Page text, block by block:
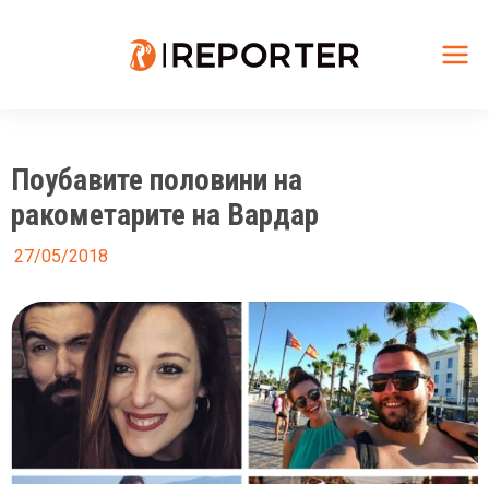
Поубавите половини на
ракометарите на Вардар
27/05/2018